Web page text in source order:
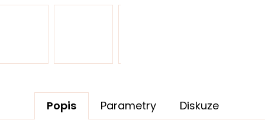
Popis Parametry Diskuze